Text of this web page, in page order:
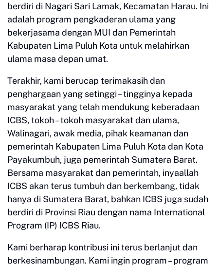
berdiri di Nagari Sari Lamak, Kecamatan Harau. Ini
adalah program pengkaderan ulama yang
bekerjasama dengan MUI dan Pemerintah
Kabupaten Lima Puluh Kota untuk melahirkan
ulama masa depan umat.
Terakhir, kami berucap terimakasih dan
penghargaan yang setinggi – tingginya kepada
masyarakat yang telah mendukung keberadaan
ICBS, tokoh – tokoh masyarakat dan ulama,
Walinagari, awak media, pihak keamanan dan
pemerintah Kabupaten Lima Puluh Kota dan Kota
Payakumbuh, juga pemerintah Sumatera Barat.
Bersama masyarakat dan pemerintah, inyaallah
ICBS akan terus tumbuh dan berkembang, tidak
hanya di Sumatera Barat, bahkan ICBS juga sudah
berdiri di Provinsi Riau dengan nama International
Program (IP) ICBS Riau.
Kami berharap kontribusi ini terus berlanjut dan
berkesinambungan. Kami ingin program – program